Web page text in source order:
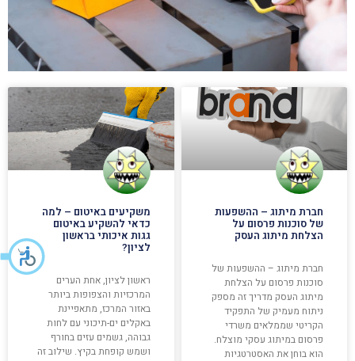
חברת מיתוג – ההשפעות
של סוכנות פרסום על
הצלחת מיתוג העסק
חברת מיתוג – ההשפעות של
סוכנות פרסום על הצלחת
מיתוג העסק מדריך זה מספק
ניתוח מעמיק של התפקיד
הקריטי שממלאים משרדי
פרסום במיתוג עסקי מוצלח.
הוא בוחן את האסטרטגיות
משקיעים באיטום – למה
כדאי להשקיע באיטום
גגות איכותי בראשון
לציון?
ראשון לציון, אחת הערים
המרכזיות והצפופות ביותר
באזור המרכז, מתאפיינת
באקלים ים-תיכוני עם לחות
גבוהה, גשמים עזים בחורף
ושמש קופחת בקיץ. שילוב זה